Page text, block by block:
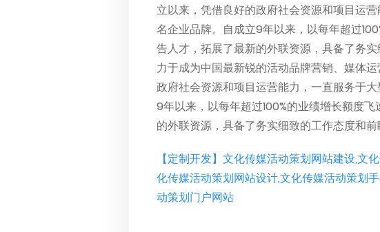
立以来，凭借良好的政府社会资源和项目运
名企业品牌。自成立9年以来，以每年超过
告人才，拓展了最新的外联资源，具备了务
力于成为中国最新锐的活动品牌营销、媒体
政府社会资源和项目运营能力，一直服务于
9年以来，以每年超过100%的业绩增长额度
的外联资源，具备了务实细致的工作态度和前
【定制开发】文化传媒活动策划网站建设,文
化传媒活动策划网站设计,文化传媒活动策划
动策划门户网站